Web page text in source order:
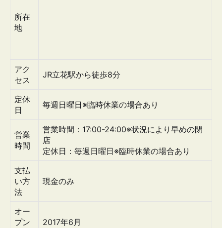
所在
地
アク
セス
JR立花駅から徒歩8分
定休
日
毎週日曜日※臨時休業の場合あり
営業
時間
営業時間：17:00-24:00※状況により早めの閉
店
定休日：毎週日曜日※臨時休業の場合あり
支払
い方
法
現金のみ
オー
プン
2017年6月